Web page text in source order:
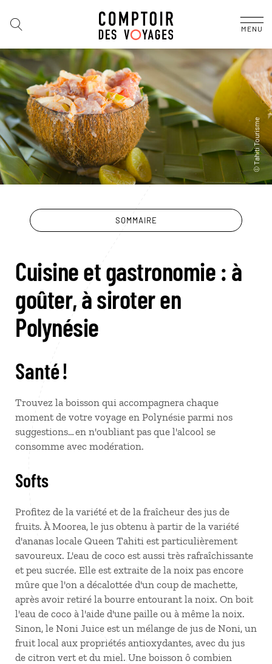
MENU
SOMMAIRE
Cuisine et gastronomie : à
goûter, à siroter en
Polynésie
Santé !
Trouvez la boisson qui accompagnera chaque
moment de votre voyage en Polynésie parmi nos
suggestions… en n'oubliant pas que l'alcool se
consomme avec modération.
Softs
Profitez de la variété et de la fraîcheur des jus de
fruits. À Moorea, le jus obtenu à partir de la variété
d'ananas locale Queen Tahiti est particulièrement
savoureux. L'eau de coco est aussi très rafraîchissante
et peu sucrée. Elle est extraite de la noix pas encore
mûre que l'on a décalottée d'un coup de machette,
après avoir retiré la bourre entourant la noix. On boit
l'eau de coco à l'aide d'une paille ou à même la noix.
Sinon, le Noni Juice est un mélange de jus de Noni, un
fruit local aux propriétés antioxydantes, avec du jus
de citron vert et du miel. Une boisson ô combien